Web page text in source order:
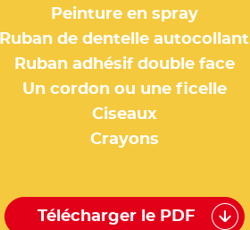
Peinture en spray
Ruban de dentelle autocollant
Ruban adhésif double face
Un cordon ou une ficelle
Ciseaux
Crayons
Télécharger le PDF